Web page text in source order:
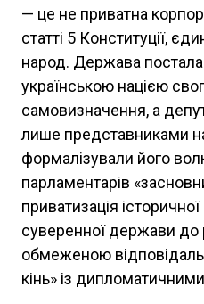
— це не приватна
статті 5 Конституції,
народ. Держава постала
українською нацією
самовизначення, а
лише представниками
формалізували його
парламентарів
приватизація
суверенної держави до
обмеженою
кінь» із